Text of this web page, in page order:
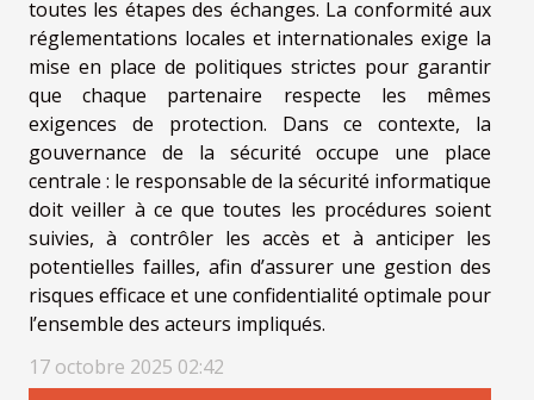
toutes les étapes des échanges. La conformité aux
réglementations locales et internationales exige la
mise en place de politiques strictes pour garantir
que chaque partenaire respecte les mêmes
exigences de protection. Dans ce contexte, la
gouvernance de la sécurité occupe une place
centrale : le responsable de la sécurité informatique
doit veiller à ce que toutes les procédures soient
suivies, à contrôler les accès et à anticiper les
potentielles failles, afin d’assurer une gestion des
risques efficace et une confidentialité optimale pour
l’ensemble des acteurs impliqués.
17 octobre 2025 02:42